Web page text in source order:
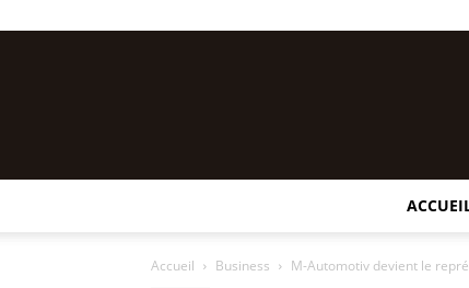
Accueil Business M-Automotiv devient le